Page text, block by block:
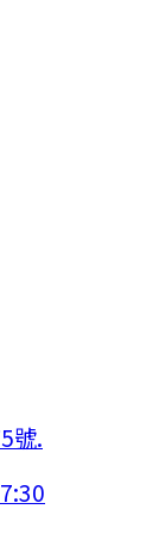
號.